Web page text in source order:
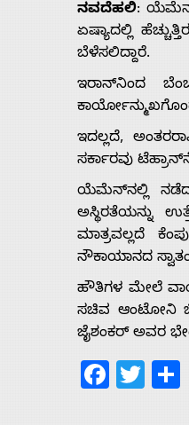
Advertise
Contact
ನವದೆಹಲಿ:
ಏಷ್ಯಾದಲ್ಲಿ
ಬೆಳೆಸಲಿದ್ದಾರೆ.
ಇರಾನ್‌ನಿಂದ
ಇದಲ್ಲದೆ,
ಸರ್ಕಾರವು
ಯೆಮೆನ್‌ನಲ್ಲಿ ನಡೆದ
ಅಸ್ಥಿರತೆಯನ್ನು
ಮಾತ್ರವಲ್ಲದೆ
ನೌಕಾಯಾನದ
ಹೌತಿಗಳ ಮೇಲೆ
ಸಚಿವ ಆಂಟೋನಿ
ಜೈಶಂಕರ್ ಅವರ